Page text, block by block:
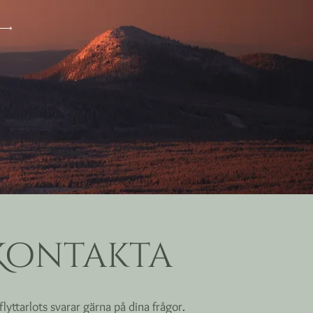
svarar gärna på dina frågor.